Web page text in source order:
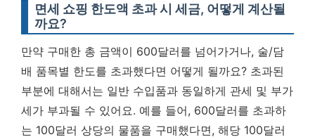
면세 쇼핑 한도액 초과 시 세금, 어떻게 계산될
까요?
만약 구매한 총 금액이 600달러를 넘어가거나, 술/담
배 품목별 한도를 초과했다면 어떻게 될까요? 초과된
부분에 대해서는 일반 수입품과 동일하게 관세 및 부가
세가 부과될 수 있어요. 예를 들어, 600달러를 초과하
는 100달러 상당의 물품을 구매했다면, 해당 100달러